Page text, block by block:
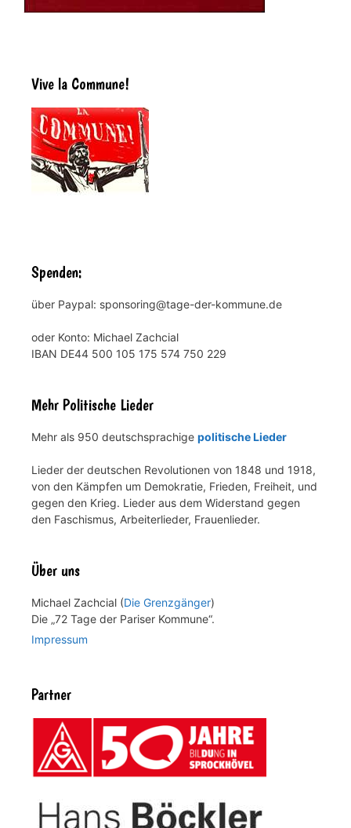
Vive la Commune!
Spenden:
über Paypal: sponsoring@tage-der-kommune.de
oder Konto: Michael Zachcial
IBAN DE44 500 105 175 574 750 229
Mehr Politische Lieder
Mehr als 950 deutschsprachige politische Lieder
Lieder der deutschen Revolutionen von 1848 und 1918,
von den Kämpfen um Demokratie, Frieden, Freiheit, und
gegen den Krieg. Lieder aus dem Widerstand gegen
den Faschismus, Arbeiterlieder, Frauenlieder.
Über uns
Michael Zachcial (Die Grenzgänger)
Die „72 Tage der Pariser Kommune“.
Impressum
Partner